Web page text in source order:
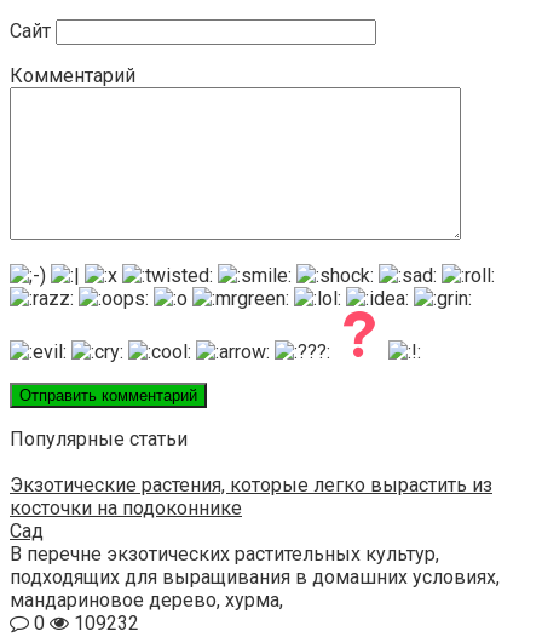
Сайт
Комментарий
Популярные статьи
Экзотические растения, которые легко вырастить из
косточки на подоконнике
Сад
В перечне экзотических растительных культур,
подходящих для выращивания в домашних условиях,
мандариновое дерево, хурма,
0
109232